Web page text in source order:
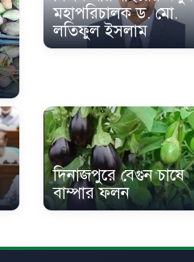
মহাপরিচালক ড. মো.
লতিফুল ইসলাম
দিনাজপুরে বেগুন চাষে
বাম্পার ফলন